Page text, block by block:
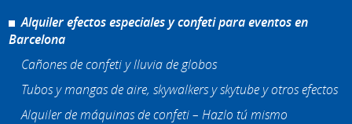
Alquiler efectos especiales y confeti para eventos en
Barcelona
Cañones de confeti y lluvia de globos
Tubos y mangas de aire, skywalkers y skytube y otros efectos
Alquiler de máquinas de confeti – Hazlo tú mismo